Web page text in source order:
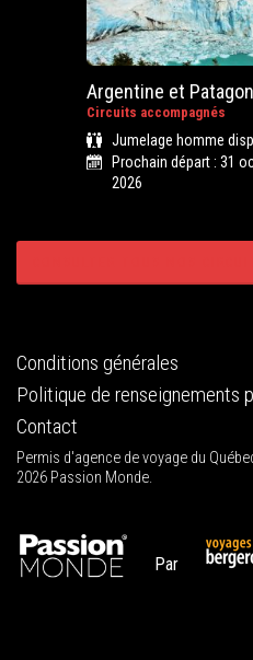
Argentine et
Circuits accompagnés
Jumelage homme
Prochain départ : 31
2026
Conditions générales
Politique de renseignements
Contact
Permis d'agence de voyage du
2026 Passion Monde.
Par